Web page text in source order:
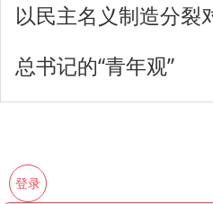
以民主名义制造分裂
总书记的“青年观”
登录